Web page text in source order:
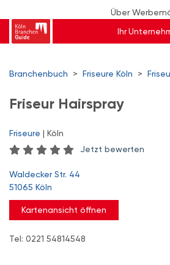
Über
Ihr
Branchenbuch > Friseure Köln >
Friseur Hairspray
Friseure | Köln
Jetzt bewerten
Waldecker Str. 44
51065 Köln
Kartenansicht öffnen
Tel: 0221 54814548